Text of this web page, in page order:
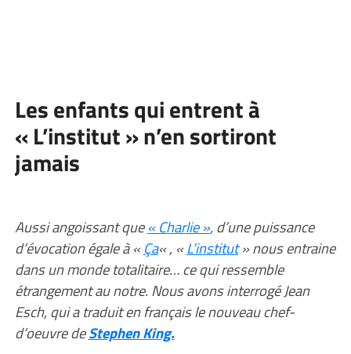
Les enfants qui entrent à
« L’institut » n’en sortiront
jamais
Aussi angoissant que« Charlie », d’une puissance
d’évocation égale à «Ça« , «L’institut» nous entraine
dans un monde totalitaire… ce qui ressemble
étrangement au notre. Nous avons interrogé Jean
Esch, qui a traduit en français le nouveau chef-
d’oeuvre deStephen King.